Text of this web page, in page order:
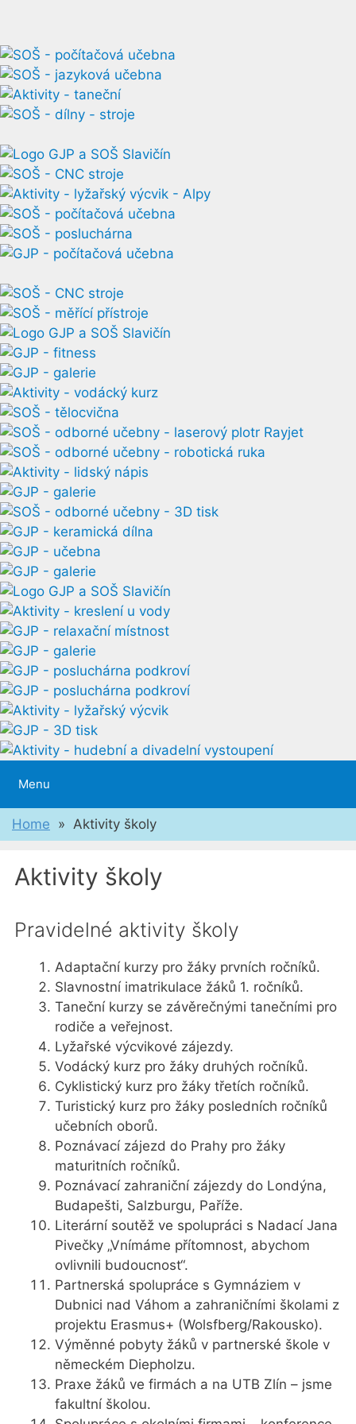
Menu
Home » Aktivity školy
Aktivity školy
Pravidelné aktivity školy
Adaptační kurzy pro žáky prvních ročníků.
Slavnostní imatrikulace žáků 1. ročníků.
Taneční kurzy se závěrečnými tanečními pro
rodiče a veřejnost.
Lyžařské výcvikové zájezdy.
Vodácký kurz pro žáky druhých ročníků.
Cyklistický kurz pro žáky třetích ročníků.
Turistický kurz pro žáky posledních ročníků
učebních oborů.
Poznávací zájezd do Prahy pro žáky
maturitních ročníků.
Poznávací zahraniční zájezdy do Londýna,
Budapešti, Salzburgu, Paříže.
Literární soutěž ve spolupráci s Nadací Jana
Pivečky „Vnímáme přítomnost, abychom
ovlivnili budoucnost“.
Partnerská spolupráce s Gymnáziem v
Dubnici nad Váhom a zahraničními školami z
projektu Erasmus+ (Wolsfberg/Rakousko).
Výměnné pobyty žáků v partnerské škole v
německém Diepholzu.
Praxe žáků ve firmách a na UTB Zlín – jsme
fakultní školou.